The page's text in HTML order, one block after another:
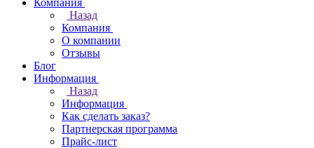
Компания
Назад
Компания
О компании
Отзывы
Блог
Информация
Назад
Информация
Как сделать заказ?
Партнерская программа
Прайс-лист